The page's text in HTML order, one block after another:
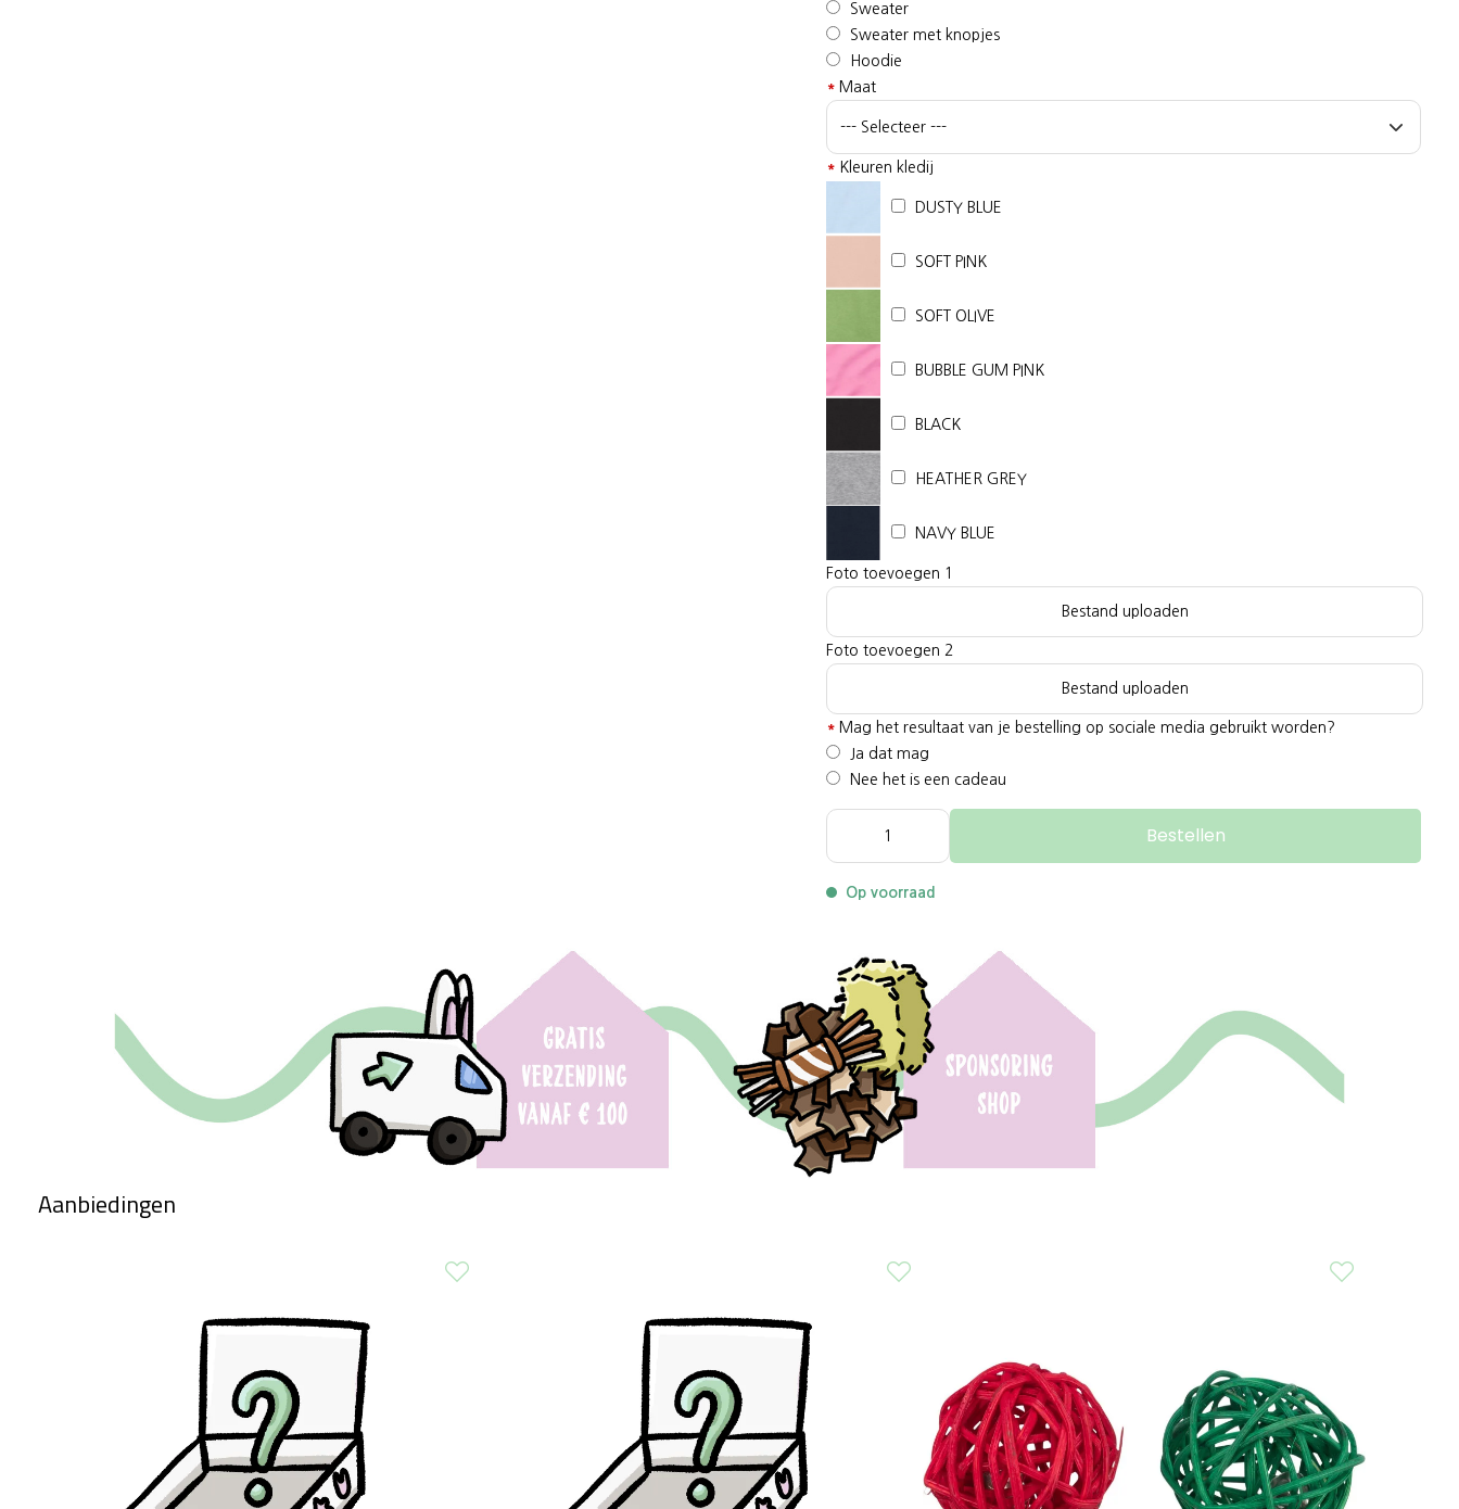
Sweater
Sweater met knopjes
Hoodie
* Maat
* Kleuren kledij
DUSTY BLUE
SOFT PINK
SOFT OLIVE
BUBBLE GUM PINK
BLACK
HEATHER GREY
NAVY BLUE
Foto toevoegen 1
Bestand uploaden
Foto toevoegen 2
Bestand uploaden
* Mag het resultaat van je bestelling op sociale media gebruikt worden?
Ja dat mag
Nee het is een cadeau
Bestellen
Op voorraad
Aanbiedingen